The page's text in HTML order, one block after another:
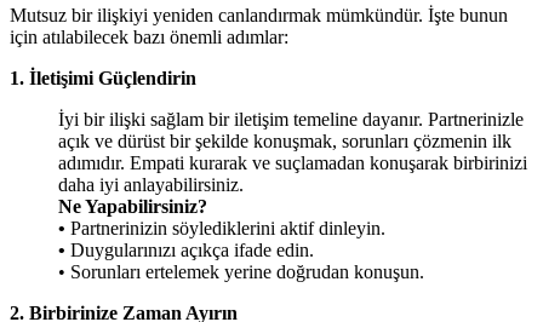
Mutsuz bir ilişkiyi yeniden canlandırmak mümkündür. İşte bunun
için atılabilecek bazı önemli adımlar:
1. İletişimi Güçlendirin
İyi bir ilişki sağlam bir iletişim temeline dayanır. Partnerinizle
açık ve dürüst bir şekilde konuşmak, sorunları çözmenin ilk
adımıdır. Empati kurarak ve suçlamadan konuşarak birbirinizi
daha iyi anlayabilirsiniz.
Ne Yapabilirsiniz?
• Partnerinizin söylediklerini aktif dinleyin.
• Duygularınızı açıkça ifade edin.
• Sorunları ertelemek yerine doğrudan konuşun.
2. Birbirinize Zaman Ayırın